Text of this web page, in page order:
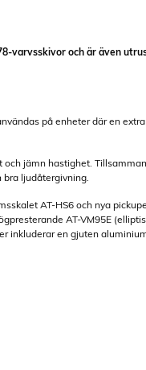
varvsskivor och är även
på enheter där en
jämn hastighet.
bra ljudåtergivning.
AT-HS6 och nya
AT-VM95E
inkluderar en gjuten